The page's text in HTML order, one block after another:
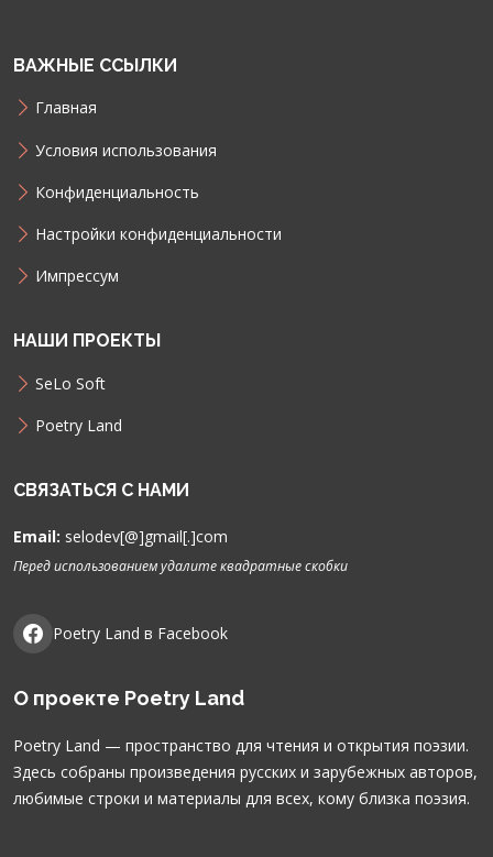
ВАЖНЫЕ ССЫЛКИ
Главная
Условия использования
Конфиденциальность
Настройки конфиденциальности
Импрессум
НАШИ ПРОЕКТЫ
SeLo Soft
Poetry Land
СВЯЗАТЬСЯ С НАМИ
Email: selodev[@]gmail[.]com
Перед использованием удалите квадратные скобки
Poetry Land в Facebook
О проекте Poetry Land
Poetry Land — пространство для чтения и открытия поэзии.
Здесь собраны произведения русских и зарубежных авторов,
любимые строки и материалы для всех, кому близка поэзия.